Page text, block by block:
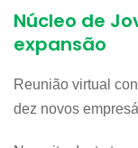
Núcleo de
expansão
Reunião virtual
dez novos